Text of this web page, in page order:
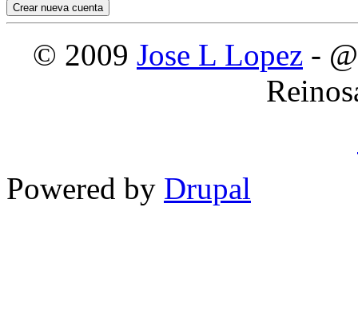
© 2009 Jose L Lopez -
Powered by Drupal